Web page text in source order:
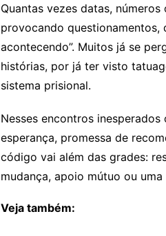
Quantas vezes datas,
provocando questionamentos,
acontecendo”. Muitos já se
histórias, por já ter visto
sistema prisional.
Nesses encontros
esperança, promessa de
código vai além das grades:
mudança, apoio mútuo ou
Veja também: